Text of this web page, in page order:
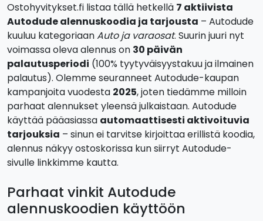
Ostohyvitykset.fi listaa tällä hetkellä 7 aktiivista
Autodude alennuskoodia ja tarjousta – Autodude
kuuluu kategoriaanAuto ja varaosat. Suurin juuri nyt
voimassa oleva alennus on 30 päivän
palautusperiodi (100% tyytyväisyystakuu ja ilmainen
palautus). Olemme seuranneet Autodude-kaupan
kampanjoita vuodesta 2025, joten tiedämme milloin
parhaat alennukset yleensä julkaistaan. Autodude
käyttää pääasiassa automaattisesti aktivoituvia
tarjouksia – sinun ei tarvitse kirjoittaa erillistä koodia,
alennus näkyy ostoskorissa kun siirryt Autodude-
sivulle linkkimme kautta.
Parhaat vinkit Autodude
alennuskoodien käyttöön